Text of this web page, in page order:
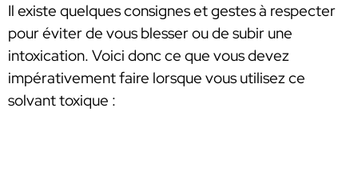
Il existe quelques consignes et gestes à respecter
pour éviter de vous blesser ou de subir une
intoxication. Voici donc ce que vous devez
impérativement faire lorsque vous utilisez ce
solvant toxique :